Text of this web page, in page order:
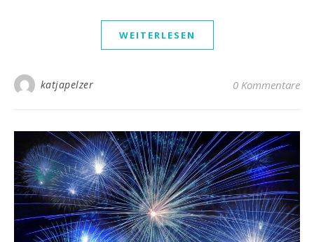
WEITERLESEN
katjapelzer 0 Kommentare